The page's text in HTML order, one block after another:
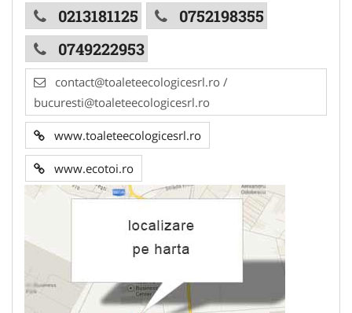
0213181125
0752198355
0749222953
contact@toaleteecologicesrl.ro /
bucuresti@toaleteecologicesrl.ro
www.toaleteecologicesrl.ro
www.ecotoi.ro